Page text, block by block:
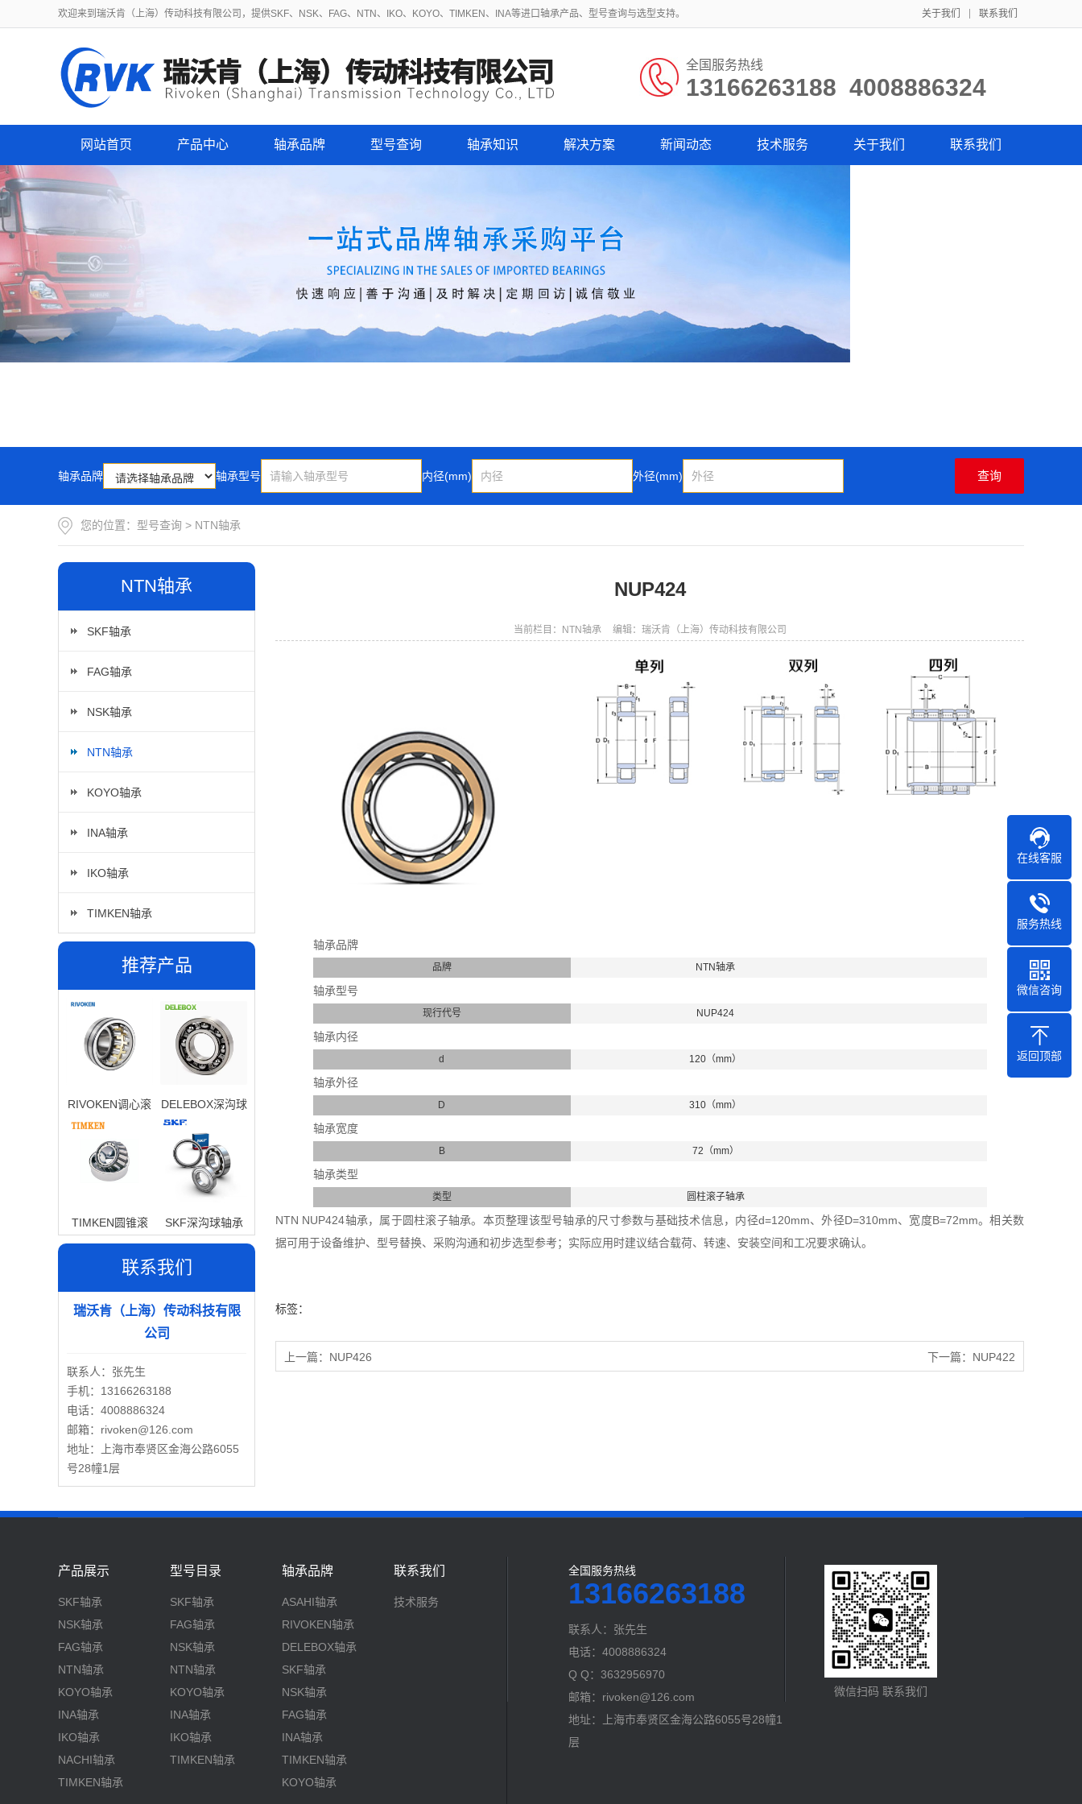
欢迎来到瑞沃肯（上海）传动科技有限公司，提供SKF、NSK、FAG、NTN、IKO、KOYO、TIMKEN、INA等进口轴承产品、型号查询与选型支持。 关于我们 联系我们
全国服务热线
13166263188 4008886324
网站首页 产品中心 轴承品牌 型号查询 轴承知识 解决方案 新闻动态 技术服务 关于我们 联系我们
轴承品牌 轴承型号 内径(mm) 外径(mm)
您的位置： 型号查询 > NTN轴承
NTN轴承
SKF轴承
FAG轴承
NSK轴承
NTN轴承
KOYO轴承
INA轴承
IKO轴承
TIMKEN轴承
推荐产品
RIVOKEN调心滚
子轴承
DELEBOX深沟球
TIMKEN圆锥滚
子轴承
SKF深沟球轴承
联系我们
瑞沃肯（上海）传动科技有限
公司
联系人：张先生
手机：13166263188
电话：4008886324
邮箱：rivoken@126.com
地址：上海市奉贤区金海公路6055
号28幢1层
NUP424
当前栏目：NTN轴承 编辑：瑞沃肯（上海）传动科技有限公司
轴承品牌
品牌 NTN轴承
轴承型号
现行代号 NUP424
轴承内径
d 120（mm）
轴承外径
D 310（mm）
轴承宽度
B 72（mm）
轴承类型
类型 圆柱滚子轴承
NTN NUP424轴承，属于圆柱滚子轴承。本页整理该型号轴承的尺寸参数与基础技术信息，内径d=120mm、外径D=310mm、宽度B=72mm。相关数
据可用于设备维护、型号替换、采购沟通和初步选型参考；实际应用时建议结合载荷、转速、安装空间和工况要求确认。
标签：
上一篇： NUP426 下一篇： NUP422
产品展示
SKF轴承
NSK轴承
FAG轴承
NTN轴承
KOYO轴承
INA轴承
IKO轴承
NACHI轴承
TIMKEN轴承
型号目录
SKF轴承
FAG轴承
NSK轴承
NTN轴承
KOYO轴承
INA轴承
IKO轴承
TIMKEN轴承
轴承品牌
ASAHI轴承
RIVOKEN轴承
DELEBOX轴承
SKF轴承
NSK轴承
FAG轴承
INA轴承
TIMKEN轴承
KOYO轴承
联系我们
技术服务
全国服务热线
13166263188
联系人：张先生
电话：4008886324
Q Q：3632956970
邮箱：rivoken@126.com
地址：上海市奉贤区金海公路6055号28幢1
层
微信扫码 联系我们
在线客服
服务热线
微信咨询
返回顶部